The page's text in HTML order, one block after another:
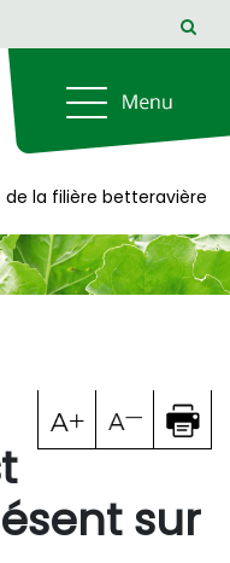
la filière betteravière
sur